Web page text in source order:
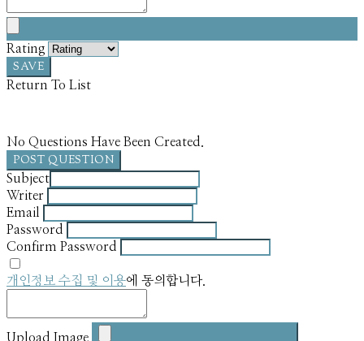
Rating
SAVE
Return To List
No Questions Have Been Created.
POST QUESTION
Subject
Writer
Email
Password
Confirm Password
개인정보 수집 및 이용에 동의합니다.
Upload Image